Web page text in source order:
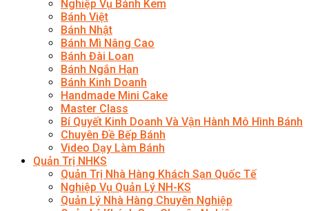
Nghiệp Vụ Bánh Kem
Bánh Việt
Bánh Nhật
Bánh Mì Nâng Cao
Bánh Đài Loan
Bánh Ngắn Hạn
Bánh Kinh Doanh
Handmade Mini Cake
Master Class
Bí Quyết Kinh Doanh Và Vận Hành Mô Hình Bánh
Chuyên Đề Bếp Bánh
Video Dạy Làm Bánh
Quản Trị NHKS
Quản Trị Nhà Hàng Khách Sạn Quốc Tế
Nghiệp Vụ Quản Lý NH-KS
Quản Lý Nhà Hàng Chuyên Nghiệp